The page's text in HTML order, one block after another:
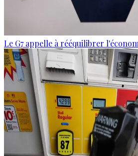
Le G7 appelle à rééquilibrer